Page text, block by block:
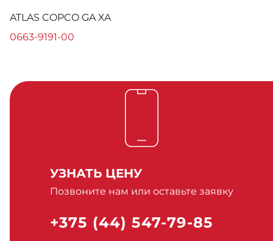
ATLAS COPCO GA XA
0663-9191-00
УЗНАТЬ ЦЕНУ
Позвоните нам или оставьте заявку
+375 (44) 547-79-85